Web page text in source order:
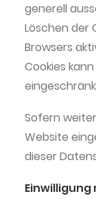
generell
Löschen der
Browsers
Cookies
Sofern
Website
dieser
Einwilligung